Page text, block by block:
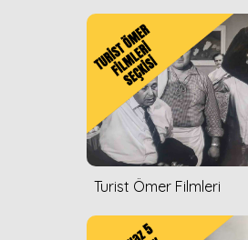
Turist Ömer Filmleri